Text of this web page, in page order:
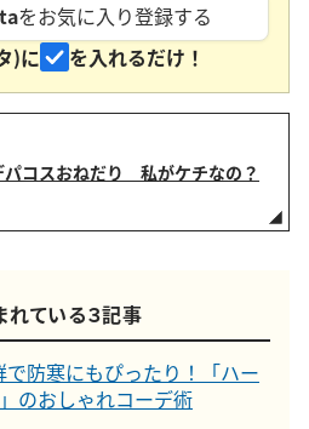
をお気に入り登録する
)に
を入れるだけ！
パコスおねだり 私がケチなの？
れている３記事
で防寒にもぴったり！「ハー
のおしゃれコーデ術